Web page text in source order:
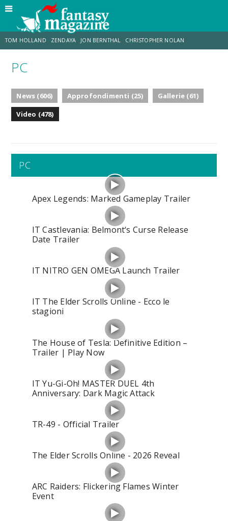
TOM HOLLAND ZENDAYA JON BERNTHAL CHRISTOPHER NOLAN
STRANIMONDI
SPIDER-MAN: BRAND NEW DAY
PC
News (606) Approfondimenti (25)
Gallerie (61)
Video (478)
PC
Apex Legends: Marked Gameplay Trailer
IT Castlevania: Belmont‘s Curse Release
Date Trailer
IT NITRO GEN OMEGA Launch Trailer
IT The Elder Scrolls Online - Ecco le
stagioni
The House of Tesla: Definitive Edition –
Trailer | Play Now
IT Yu-Gi-Oh! MASTER DUEL 4th
Anniversary: Dark Magic Attack
TR-49 - Official Trailer
The Elder Scrolls Online - 2026 Reveal
ARC Raiders: Flickering Flames Winter
Event